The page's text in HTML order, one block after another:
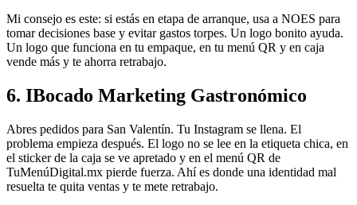
Mi consejo es este: si estás en etapa de arranque, usa a NOES para
tomar decisiones base y evitar gastos torpes. Un logo bonito ayuda.
Un logo que funciona en tu empaque, en tu menú QR y en caja
vende más y te ahorra retrabajo.
6. IBocado Marketing Gastronómico
Abres pedidos para San Valentín. Tu Instagram se llena. El
problema empieza después. El logo no se lee en la etiqueta chica, en
el sticker de la caja se ve apretado y en el menú QR de
TuMenúDigital.mx pierde fuerza. Ahí es donde una identidad mal
resuelta te quita ventas y te mete retrabajo.